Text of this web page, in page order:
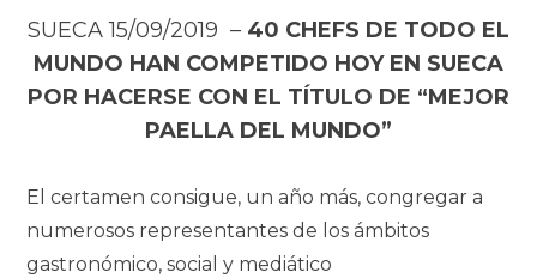
SUECA 15/09/2019 – 40 CHEFS DE TODO EL
MUNDO HAN COMPETIDO HOY EN SUECA
POR HACERSE CON EL TÍTULO DE “MEJOR
PAELLA DEL MUNDO”
El certamen consigue, un año más, congregar a
numerosos representantes de losámbitos
gastronómico, social y mediático